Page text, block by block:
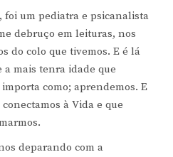
foi um pediatra e psicanalista
debruço em leituras, nos
do colo que tivemos. E é lá
mais tenra idade que
como; aprendemos. E
à Vida e que
deparando com a